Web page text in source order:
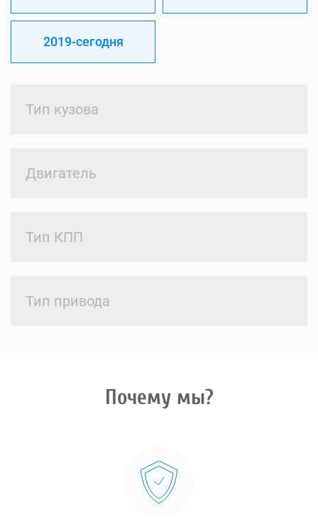
2019-сегодня
Тип кузова
Двигатель
Тип КПП
Тип привода
Почему мы?